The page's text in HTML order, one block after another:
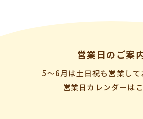
営業日のご案
5〜6月は土日祝も営業して
営業日カレンダーは